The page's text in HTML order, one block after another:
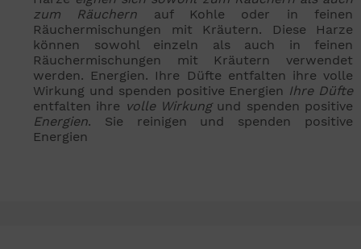
zum Räuchern auf Kohle oder in feinen
Räuchermischungen mit Kräutern.
Diese Harze
können sowohl einzeln als auch in feinen
Räuchermischungen mit Kräutern verwendet
werden. Energien. Ihre Düfte entfalten ihre volle
Wirkung und spenden positive Energien Ihre
Düfte
entfalten ihre volle Wirkung
Energien. Sie reinigen und spenden positive
Energien